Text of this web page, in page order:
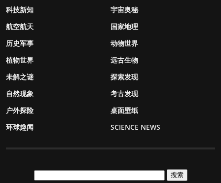
科技新知
宇宙奥秘
航空航天
国家地理
历史军事
动物世界
植物世界
远古生物
未解之谜
探索发现
自然现象
考古发现
户外探险
桌面壁纸
环球趣闻
SCIENCE NEWS